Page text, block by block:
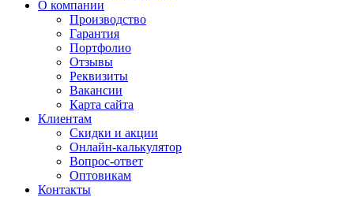
О компании
Производство
Гарантия
Портфолио
Отзывы
Реквизиты
Вакансии
Карта сайта
Клиентам
Скидки и акции
Онлайн-калькулятор
Вопрос-ответ
Оптовикам
Контакты